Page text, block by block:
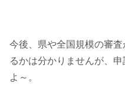
今後、県や全国規模の審
るかは分かりませんが、
よ～。